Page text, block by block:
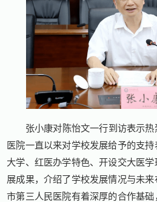
张小康对陈怡文一行到访表示
医院一直以来对学校发展给予的支
大学、红医办学特色、开设交大医
展成果，介绍了学校发展情况与未
市第三人民医院有着深厚的合作基